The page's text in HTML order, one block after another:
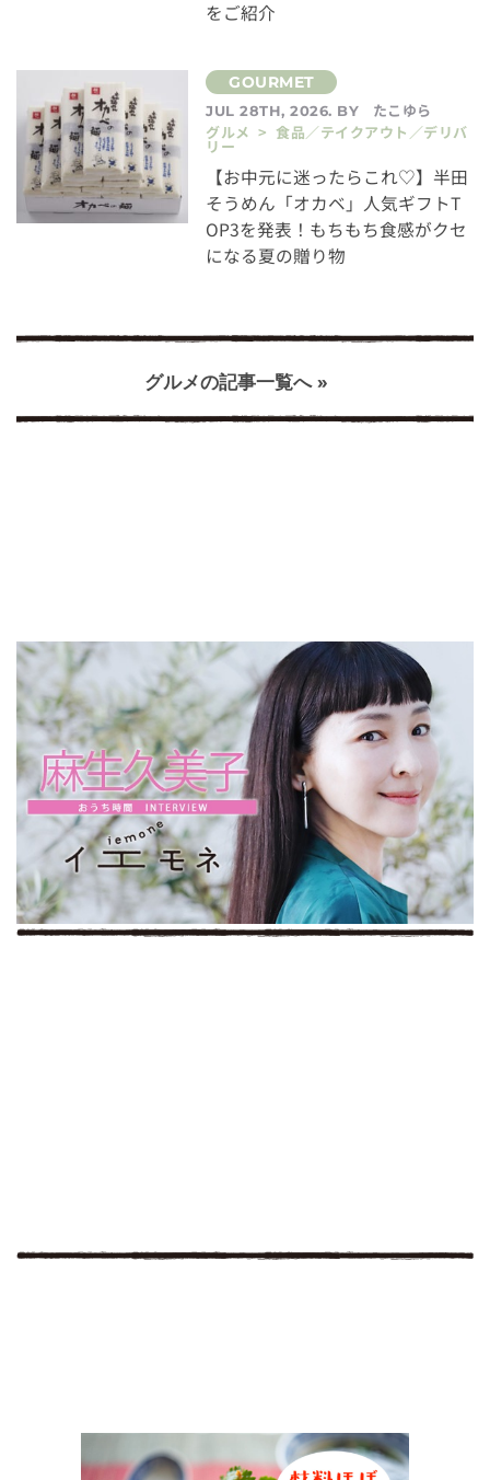
をご紹介
JUL 28TH, 2026. BY
たこゆら
グルメ > 食品／テイクアウト／デリバ
リー
【お中元に迷ったらこれ♡】半田
そうめん「オカベ」人気ギフトT
OP3を発表！もちもち食感がクセ
になる夏の贈り物
グルメの記事一覧へ »